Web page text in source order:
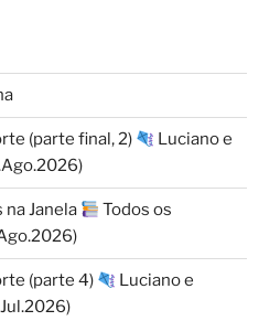
(parte final, 2)
Luciano e
Janela
Todos os
(parte 4)
Luciano e